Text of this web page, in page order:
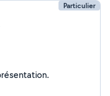
Particulier
pas encore renseigné ma présentation.